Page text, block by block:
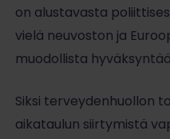
on alustavasta
vielä neuvoston ja
muodollista
Siksi terveydenhuollon
aikataulun siirtymistä